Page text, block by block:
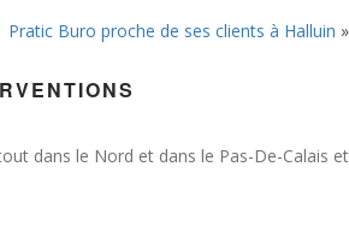
Pratic Buro proche de ses clients à Halluin »
dans le Nord et dans le Pas-De-Calais et